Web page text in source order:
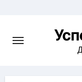
content